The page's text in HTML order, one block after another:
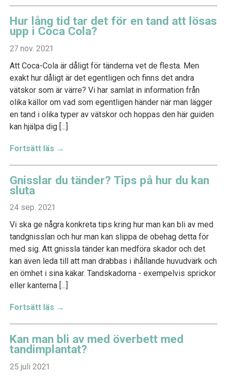
Hur lång tid tar det för en tand att lösas
upp i Coca Cola?
27 nov. 2021
Att Coca-Cola är dåligt för tänderna vet de flesta. Men
exakt hur dåligt är det egentligen och finns det andra
vätskor som är värre? Vi har samlat in information från
olika källor om vad som egentligen händer när man lägger
en tand i olika typer av vätskor och hoppas den här guiden
kan hjälpa dig [...]
Fortsätt läs →
Gnisslar du tänder? Tips på hur du kan
sluta
24 sep. 2021
Vi ska ge några konkreta tips kring hur man kan bli av med
tandgnisslan och hur man kan slippa de obehag detta för
med sig. Att gnissla tänder kan medföra skador och det
kan även leda till att man drabbas i ihållande huvudvärk och
en ömhet i sina käkar. Tandskadorna - exempelvis sprickor
eller kanterna [...]
Fortsätt läs →
Kan man bli av med överbett med
tandimplantat?
25 juli 2021